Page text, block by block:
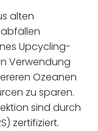
alten
Upcycling-
Verwendung
Ozeanen
zu sparen.
sind durch
zertifiziert.